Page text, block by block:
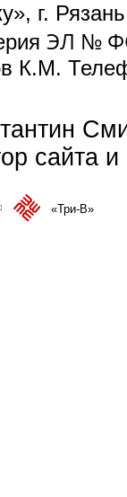
г.
ЭЛ №
К.М.
сайта
is external)«Три-В»